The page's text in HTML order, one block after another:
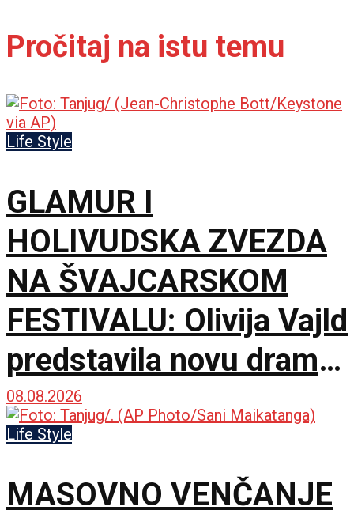
Pročitaj na istu temu
Life Style
GLAMUR I
HOLIVUDSKA ZVEZDA
NA ŠVAJCARSKOM
FESTIVALU: Olivija Vajld
predstavila novu dramu
na 79. izdanju u
Lokarnu
08.08.2026
Life Style
MASOVNO VENČANJE